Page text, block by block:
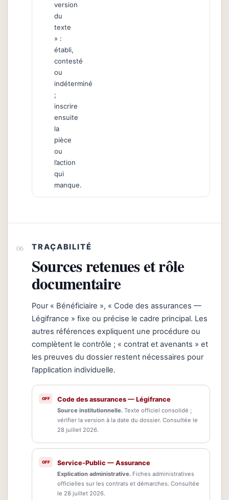
version
du
texte
» :
établi,
contesté
ou
indéterminé
;
inscrire
ensuite
la
pièce
ou
l’action
qui
manque.
TRAÇABILITÉ
Sources retenues et rôle
documentaire
Pour « Bénéficiaire », « Code des assurances —
Légifrance » fixe ou précise le cadre principal. Les
autres références expliquent une procédure ou
complètent le contrôle ; « contrat et avenants » et
les preuves du dossier restent nécessaires pour
l’application individuelle.
Code des assurances — Légifrance
Source institutionnelle. Texte officiel consolidé ;
vérifier la version à la date du dossier. Consultée le
28 juillet 2026.
Service-Public — Assurance
Explication administrative. Fiches administratives
officielles sur les contrats et démarches. Consultée
le 28 juillet 2026.